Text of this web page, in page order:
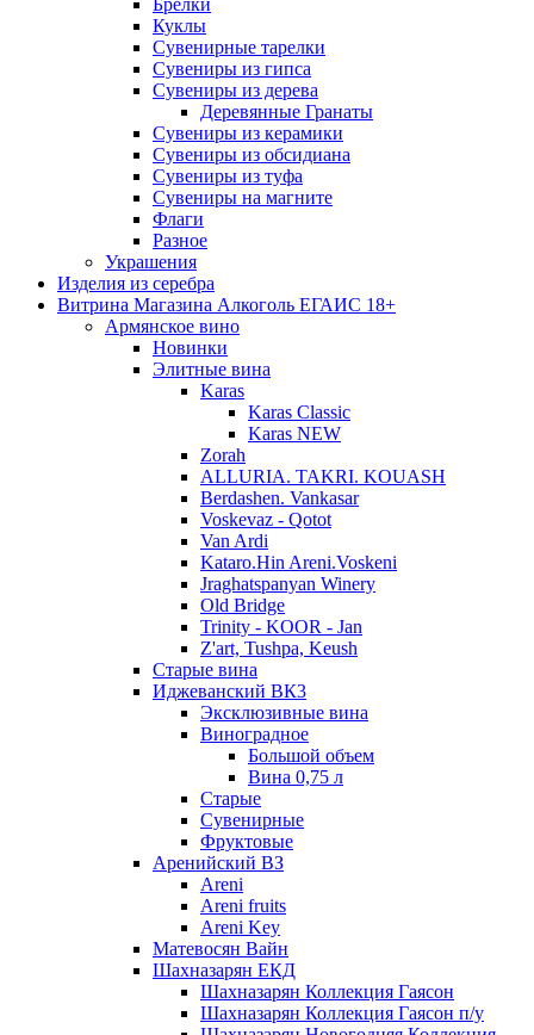
Брелки
Куклы
Сувенирные тарелки
Сувениры из гипса
Сувениры из дерева
Деревянные Гранаты
Сувениры из керамики
Сувениры из обсидиана
Сувениры из туфа
Сувениры на магните
Флаги
Разное
Украшения
Изделия из серебра
Витрина Магазина Алкоголь ЕГАИС 18+
Армянское вино
Новинки
Элитные вина
Karas
Karas Classic
Karas NEW
Zorah
ALLURIA. TAKRI. KOUASH
Berdashen. Vankasar
Voskevaz - Qotot
Van Ardi
Kataro.Hin Areni.Voskeni
Jraghatspanyan Winery
Old Bridge
Trinity - KOOR - Jan
Z'art, Tushpa, Keush
Старые вина
Иджеванский ВК3
Эксклюзивные вина
Виноградное
Большой объем
Вина 0,75 л
Старые
Сувенирные
Фруктовые
Аренийский ВЗ
Areni
Areni fruits
Areni Key
Матевосян Вайн
Шахназарян ЕКД
Шахназарян Коллекция Гаясон
Шахназарян Коллекция Гаясон п/у